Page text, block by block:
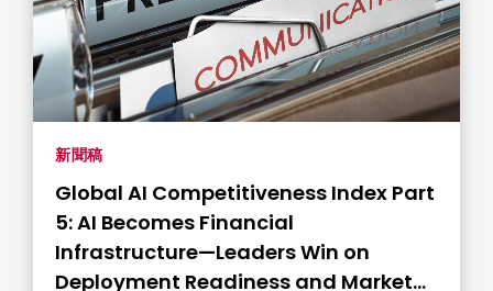
新聞稿
Global AI Competitiveness Index Part
5: AI Becomes Financial
Infrastructure—Leaders Win on
Deployment Readiness and Market